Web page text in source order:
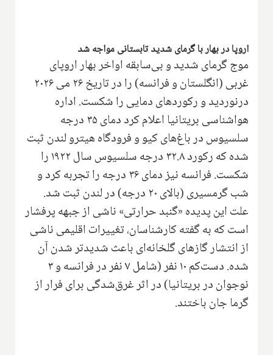
اروپا در بهار با گرمای شدید تابستانی مواجه شد
موج گرمای شدید و بی‌سابقه اواخر بهار اروپای
غربی (انگلستان و فرانسه) را در تاریخ ۲۶ می ۲۰۲۶
درنوردید و رکوردهای دمایی را شکست. اداره
هواشناسی بریتانیا اعلام کرد دمای ۳۵ درجه
سلسیوس در باغ‌های کیو و فرودگاه هیترو لندن ثبت
شده که رکورد ۳۲.۸ درجه سلسیوس سال ۱۹۲۲ را
شکست. فرانسه نیز دمای ۳۶ درجه را تجربه کرد و
شب گرمسیری (بالای ۲۰ درجه) در لندن ثبت شد.
علت این پدیده «گنبد حرارتی» ناشی از جبهه پرفشار
است که به گفته کارشناسان، تغییرات اقلیمی ناشی
از انتشار گازهای گلخانه‌ای باعث شدیدتر شدن آن
شده. دست‌کم ۱۰ نفر (شامل ۷ نفر در فرانسه و ۳
نوجوان در بریتانیا) در اثر غرق‌شدگی برای فرار از
گرما جان باختند.